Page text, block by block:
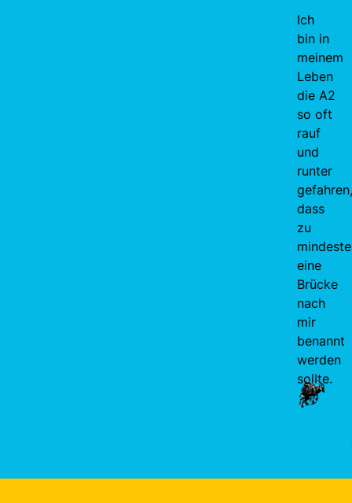
Ich
bin in
meinem
Leben
die A2
so oft
rauf
und
runter
dass
zu
eine
Brücke
nach
mir
benannt
werden
sollte.